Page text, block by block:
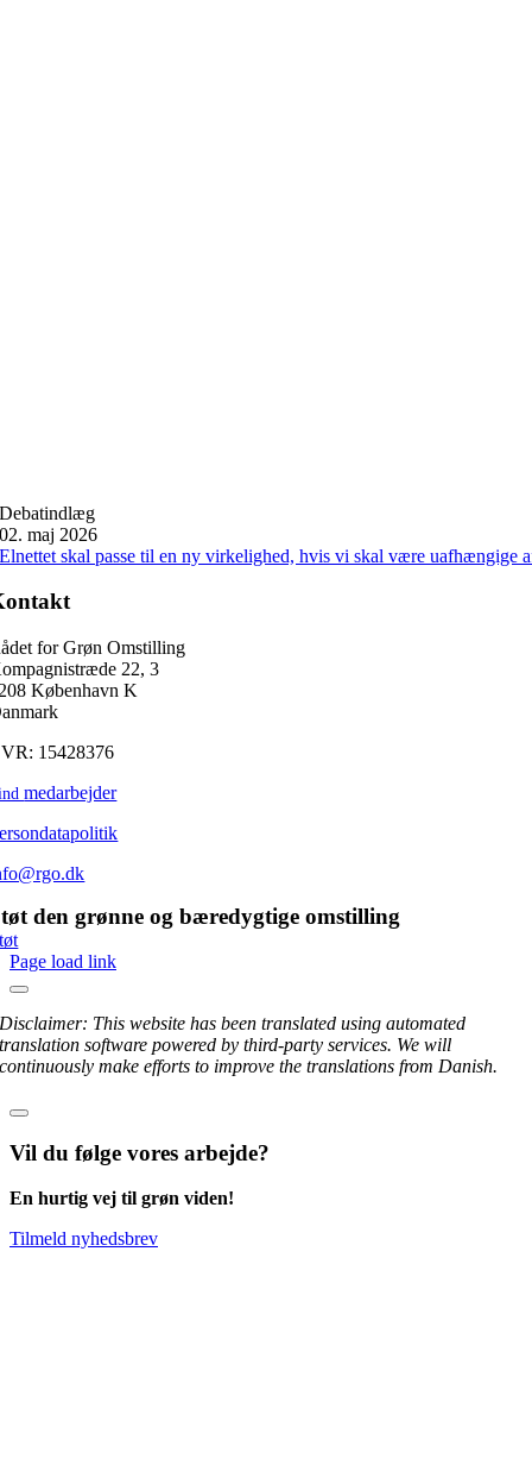
Debatindlæg
02. maj 2026
Elnettet skal passe til en ny virkelighed, hvis vi skal være uafhængige
for Grøn Omstilling
22, 3
København K
15428376
medarbejder
den grønne og bæredygtige omstilling
Page load link
Disclaimer: This website has been translated using automated
translation software powered by third-party services. We will
continuously make efforts to improve the translations from Danish.
Vil du følge vores arbejde?
En hurtig vej til grøn viden!
Tilmeld nyhedsbrev